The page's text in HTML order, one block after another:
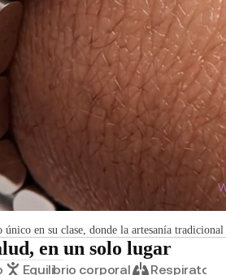
en su clase, donde la artesanía
en un solo lugar
Equilibrio corporal Respiratorio